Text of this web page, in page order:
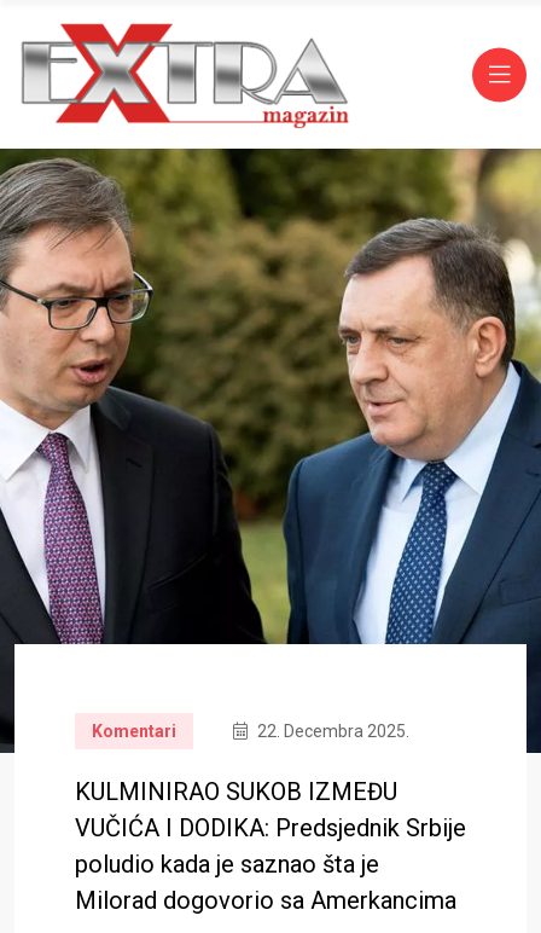
Komentari 22. Decembra 2025.
KULMINIRAO SUKOB IZMEĐU
VUČIĆA I DODIKA: Predsjednik Srbije
poludio kada je saznao šta je
Milorad dogovorio sa Amerkancima